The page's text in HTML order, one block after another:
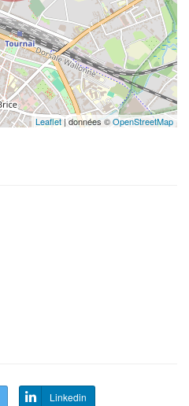
Leaflet| données ©OpenStreetMap
Linkedin